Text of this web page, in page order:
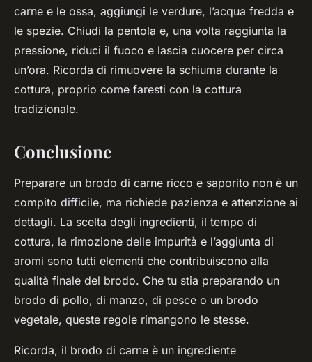
carne e le ossa, aggiungi le verdure, l’acqua fredda e
le spezie. Chiudi la pentola e, una volta raggiunta la
pressione, riduci il fuoco e lascia cuocere per circa
un’ora. Ricorda di rimuovere la schiuma durante la
cottura, proprio come faresti con la cottura
tradizionale.
Conclusione
Preparare un brodo di carne ricco e saporito non è un
compito difficile, ma richiede pazienza e attenzione ai
dettagli. La scelta degli ingredienti, il tempo di
cottura, la rimozione delle impurità e l’aggiunta di
aromi sono tutti elementi che contribuiscono alla
qualità finale del brodo. Che tu stia preparando un
brodo di pollo, di manzo, di pesce o un brodo
vegetale, queste regole rimangono le stesse.
Ricorda, il brodo di carne è un ingrediente